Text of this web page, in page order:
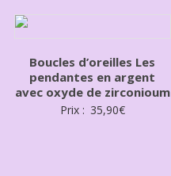
Boucles d’oreilles Les
pendantes en argent
avec oxyde de zirconioum
Prix : 35,90€